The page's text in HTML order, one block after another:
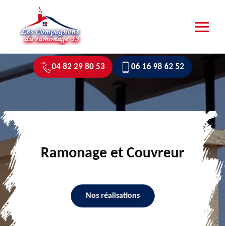
04 82 29 80 53 06 16 98 62 52
Ramonage et Couvreur
Nos réalisations